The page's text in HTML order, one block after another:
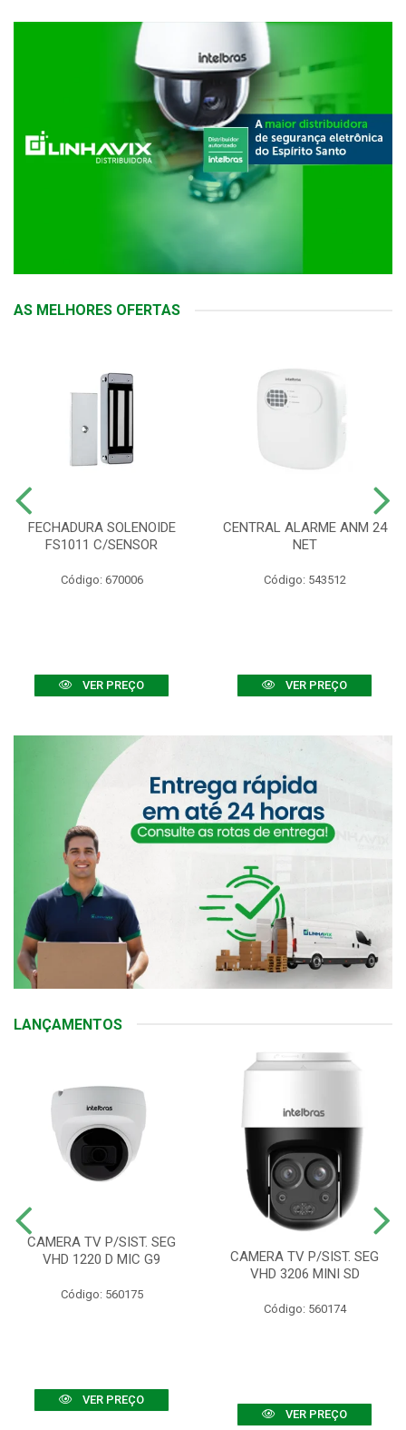
AS MELHORES OFERTAS
FECHADURA SOLENOIDE
FS1011 C/SENSOR
Código: 670006
VER PREÇO
CENTRAL ALARME ANM 24
NET
Código: 543512
VER PREÇO
LANÇAMENTOS
CAMERA TV P/SIST. SEG
VHD 1220 D MIC G9
Código: 560175
VER PREÇO
CAMERA TV P/SIST. SEG
VHD 3206 MINI SD
Código: 560174
VER PREÇO